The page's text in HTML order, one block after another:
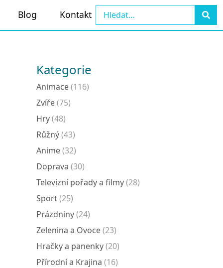
Blog Kontakt
Kategorie
Animace(116)
Zvíře(75)
Hry(48)
Růžný(43)
Anime(32)
Doprava (30)
Televizní pořady a filmy(28)
Sport(25)
Prázdniny(24)
Zelenina a Ovoce(23)
Hračky a panenky(20)
Přírodní a Krajina (16)